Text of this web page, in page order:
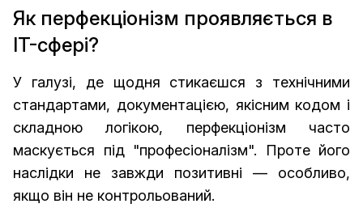
Як перфекціонізм проявляється в
IT-сфері?
У галузі, де щодня стикаєшся з технічними
стандартами, документацією, якісним кодом і
складною логікою, перфекціонізм часто
маскується під "професіоналізм". Проте його
наслідки не завжди позитивні — особливо,
якщо він не контрольований.